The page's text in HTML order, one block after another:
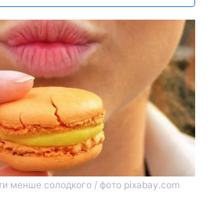
менше солодкого / фото pixabay.com